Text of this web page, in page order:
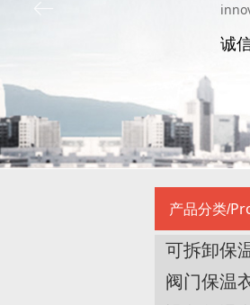
诚
产品分类/
可拆卸保
阀门保温